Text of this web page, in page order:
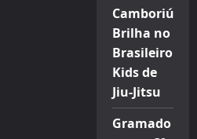
Camboriú
Brilha no
Brasileiro
Kids de
Jiu-Jitsu
Gramado